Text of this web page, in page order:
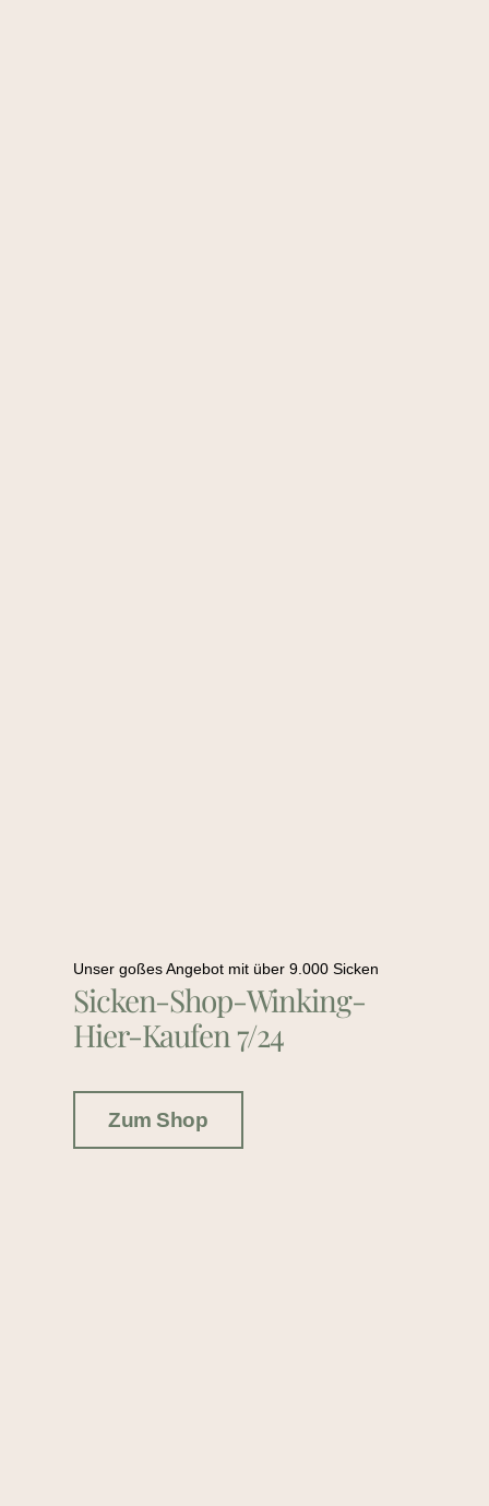
Unser goßes Angebot mit über 9.000 Sicken
Sicken-Shop-Winking-
Hier-Kaufen 7/24
Zum Shop